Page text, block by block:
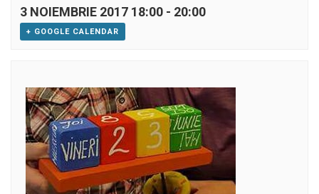
3 NOIEMBRIE 2017 18:00 - 20:00
+ GOOGLE CALENDAR